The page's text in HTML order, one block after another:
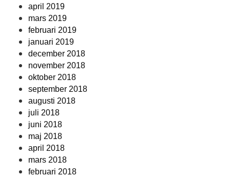
april 2019
mars 2019
februari 2019
januari 2019
december 2018
november 2018
oktober 2018
september 2018
augusti 2018
juli 2018
juni 2018
maj 2018
april 2018
mars 2018
februari 2018